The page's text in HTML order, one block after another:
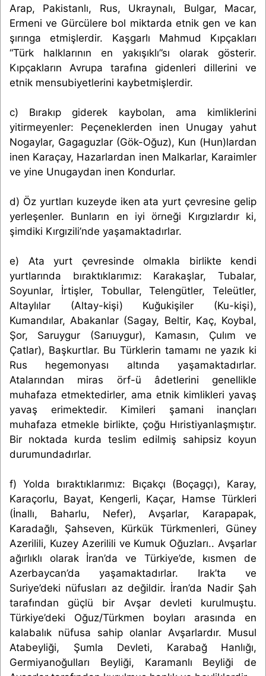
Arap, Pakistanlı, Rus, Ukraynalı, Bulgar, Macar,
Ermeni ve Gürcülere bol miktarda etnik gen ve kan
şırınga etmişlerdir. Kaşgarlı Mahmud Kıpçakları
“Türk halklarının en yakışıklı”sı olarak gösterir.
Kıpçakların Avrupa tarafına gidenleri dillerini ve
etnik mensubiyetlerini kaybetmişlerdir.
c) Bırakıp giderek kaybolan, ama kimliklerini
yitirmeyenler: Peçeneklerden inen Unugay yahut
Nogaylar, Gagaguzlar (Gök-Oğuz), Kun (Hun)lardan
inen Karaçay, Hazarlardan inen Malkarlar, Karaimler
ve yine Unugaydan inen Kondurlar.
d) Öz yurtları kuzeyde iken ata yurt çevresine gelip
yerleşenler. Bunların en iyi örneği Kırgızlardır ki,
şimdiki Kırgızili’nde yaşamaktadırlar.
e) Ata yurt çevresinde olmakla birlikte kendi
yurtlarında bıraktıklarımız: Karakaşlar, Tubalar,
Soyunlar, İrtişler, Tobullar, Telengütler, Teleütler,
Altaylılar (Altay-kişi) Kuğukişiler (Ku-kişi),
Kumandılar, Abakanlar (Sagay, Beltir, Kaç, Koybal,
Şor, Saruygur (Sarıuygur), Kamasın, Çulım ve
Çatlar), Başkurtlar. Bu Türklerin tamamı ne yazık ki
Rus hegemonyası altında yaşamaktadırlar.
Atalarından miras örf-ü âdetlerini genellikle
muhafaza etmektedirler, ama etnik kimlikleri yavaş
yavaş erimektedir. Kimileri şamani inançları
muhafaza etmekle birlikte, çoğu Hıristiyanlaşmıştır.
Bir noktada kurda teslim edilmiş sahipsiz koyun
durumundadırlar.
f) Yolda bıraktıklarımız: Bıçakçı (Boçagçı), Karay,
Karaçorlu, Bayat, Kengerli, Kaçar, Hamse Türkleri
(İnallı, Baharlu, Nefer), Avşarlar, Karapapak,
Karadağlı, Şahseven, Kürkük Türkmenleri, Güney
Azerilili, Kuzey Azerilili ve Kumuk Oğuzları.. Avşarlar
ağırlıklı olarak İran’da ve Türkiye’de, kısmen de
Azerbaycan’da yaşamaktadırlar. Irak’ta ve
Suriye’deki nüfusları az değildir. İran’da Nadir Şah
tarafından güçlü bir Avşar devleti kurulmuştu.
Türkiye’deki Oğuz/Türkmen boyları arasında en
kalabalık nüfusa sahip olanlar Avşarlardır. Musul
Atabeyliği, Şumla Devleti, Karabağ Hanlığı,
Germiyanoğulları Beyliği, Karamanlı Beyliği de